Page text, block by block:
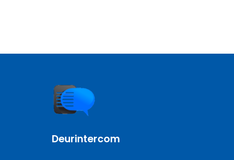
Deurintercom